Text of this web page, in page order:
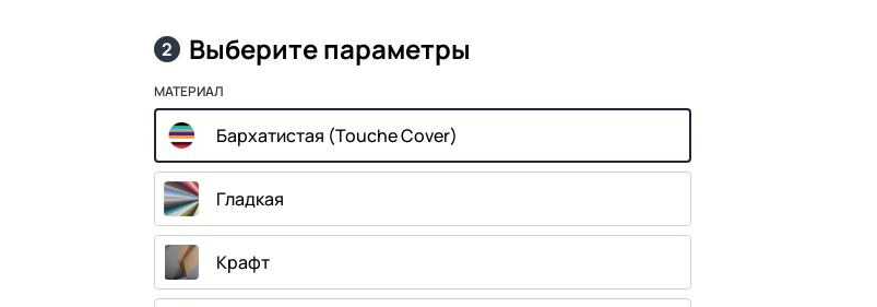
2 Выберите параметры
МАТЕРИАЛ
Бархатистая (Touche Cover)
Гладкая
Крафт